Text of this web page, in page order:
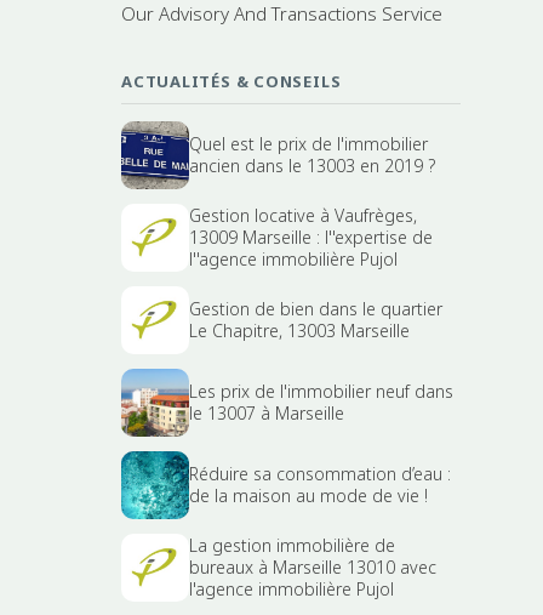
Our Advisory And Transactions Service
ACTUALITÉS & CONSEILS
Quel est le prix de l'immobilier
ancien dans le 13003 en 2019 ?
Gestion locative à Vaufrèges,
13009 Marseille : l''expertise de
l''agence immobilière Pujol
Gestion de bien dans le quartier
Le Chapitre, 13003 Marseille
Les prix de l'immobilier neuf dans
le 13007 à Marseille
Réduire sa consommation d’eau :
de la maison au mode de vie !
La gestion immobilière de
bureaux à Marseille 13010 avec
l'agence immobilière Pujol